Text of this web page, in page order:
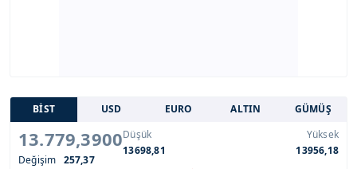
BİST USD EURO ALTIN GÜMÜŞ
13.779,3900
Değişim 257,37
Düşük
13698,81
Yüksek
13956,18